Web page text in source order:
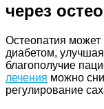
через
Остеопатия
диабетом,
благополучие
лечения можно
регулирование